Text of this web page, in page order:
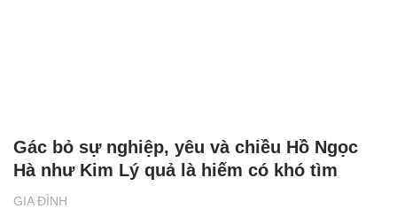
GIA ĐÌNH
Gác bỏ sự nghiệp, yêu và chiều Hồ Ngọc
Hà như Kim Lý quả là hiếm có khó tìm